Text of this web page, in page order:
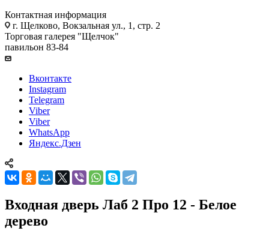
Контактная информация
г. Щелково, Вокзальная ул., 1, стр. 2
Торговая галерея "Щелчок"
павильон 83-84
Вконтакте
Instagram
Telegram
Viber
Viber
WhatsApp
Яндекс.Дзен
Входная дверь Лаб 2 Про 12 - Белое
дерево